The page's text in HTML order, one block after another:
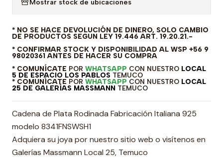
* NO SE HACE DEVOLUCIÓN DE DINERO, SOLO CAMBIO
DE PRODUCTOS SEGUN LEY 19.446 ART. 19.20.21.-
* CONFIRMAR STOCK Y DISPONIBILIDAD AL WSP +56 9
98020361 ANTES DE HACER SU COMPRA
* COMUNÍCATE POR WHATSAPP CON NUESTRO LOCAL
5 DE ESPACIO LOS PABLOS TEMUCO
* COMUNÍCATE POR WHATSAPP CON NUESTRO LOCAL
25 DE GALERÍAS MASSMANN TEMUCO
Cadena de Plata Rodinada Fabricación Italiana 925
modelo 8341FNSWSH1
Adquiera su joya por nuestro sitio web o visítenos en
Galerías Massmann Local 25, Temuco